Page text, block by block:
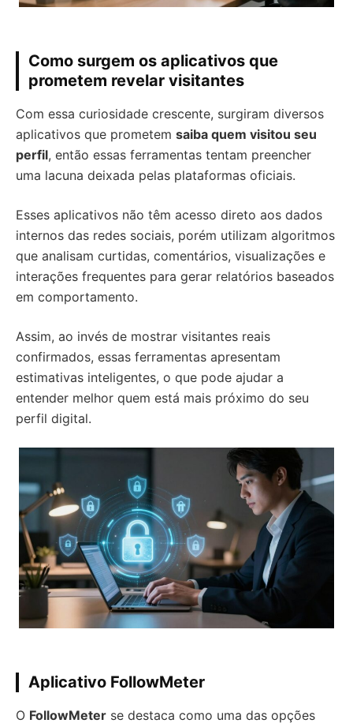
Como surgem os aplicativos que
prometem revelar visitantes
Com essa curiosidade crescente, surgiram diversos
aplicativos que prometem saiba quem visitou seu
perfil, então essas ferramentas tentam preencher
uma lacuna deixada pelas plataformas oficiais.
Esses aplicativos não têm acesso direto aos dados
internos das redes sociais, porém utilizam algoritmos
que analisam curtidas, comentários, visualizações e
interações frequentes para gerar relatórios baseados
em comportamento.
Assim, ao invés de mostrar visitantes reais
confirmados, essas ferramentas apresentam
estimativas inteligentes, o que pode ajudar a
entender melhor quem está mais próximo do seu
perfil digital.
Aplicativo FollowMeter
O FollowMeter se destaca como uma das opções